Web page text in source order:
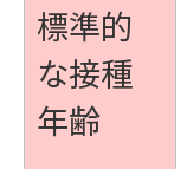
標準的
な接種
年齢